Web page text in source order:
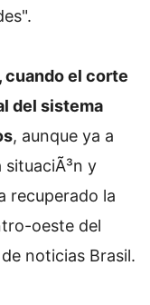
cuando el corte
del sistema
, aunque ya a
situaciÃ³n y
recuperado la
oeste del
noticias Brasil.